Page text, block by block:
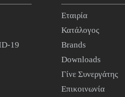
19
Εταιρία
Κατάλογος
Brands
Downloads
Γίνε Συνεργάτης
Επικοινωνία